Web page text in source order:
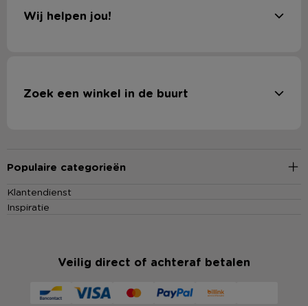
Wij helpen jou!
Zoek een winkel in de buurt
Populaire categorieën
Klantendienst
Inspiratie
Veilig direct of achteraf betalen